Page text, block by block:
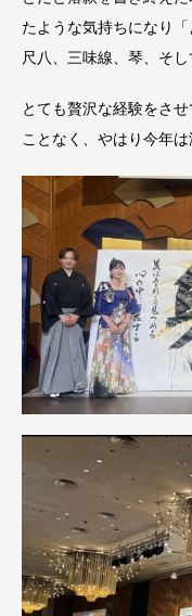
たような気持ちになり
尺八、三味線、琴、そし
とても贅沢な経験をさ
ことなく、やはり今年は